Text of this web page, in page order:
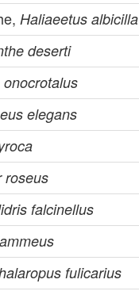
Haliaeetus albicilla
deserti
elegans
roseus
falcinellus
fulicarius